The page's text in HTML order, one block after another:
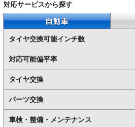
対応サービスから探す
自動車
タイヤ交換可能インチ数
対応可能偏平率
タイヤ交換
パーツ交換
車検・整備・メンテナンス